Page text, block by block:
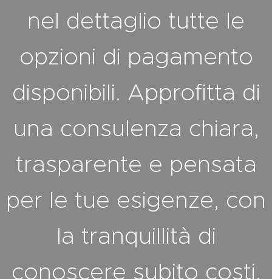
nel dettaglio tutte le
opzioni di pagamento
disponibili. Approfitta di
una consulenza chiara,
trasparente e pensata
per le tue esigenze, con
la tranquillità di
conoscere subito costi,